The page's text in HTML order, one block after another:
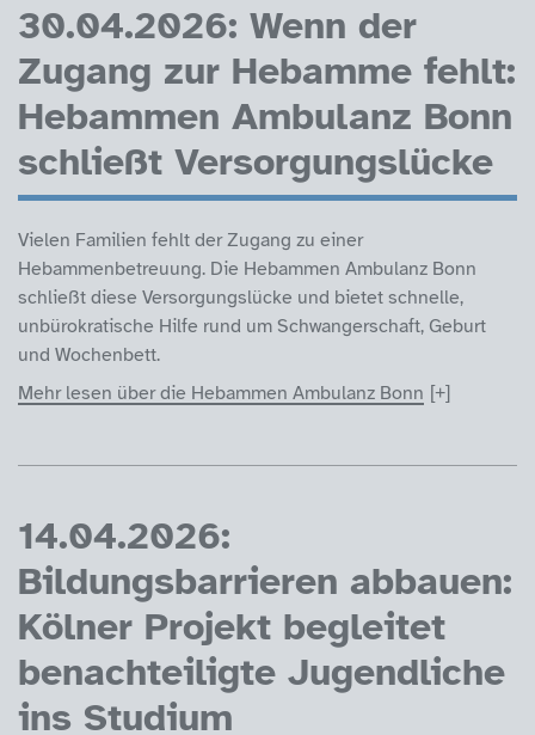
30.04.2026: Wenn der
Zugang zur Hebamme fehlt:
Hebammen Ambulanz Bonn
schließt Versorgungslücke
Vielen Familien fehlt der Zugang zu einer
Hebammenbetreuung. Die Hebammen Ambulanz Bonn
schließt diese Versorgungslücke und bietet schnelle,
unbürokratische Hilfe rund um Schwangerschaft, Geburt
und Wochenbett.
Mehr lesen über die Hebammen Ambulanz Bonn
14.04.2026:
Bildungsbarrieren abbauen:
Kölner Projekt begleitet
benachteiligte Jugendliche
ins Studium